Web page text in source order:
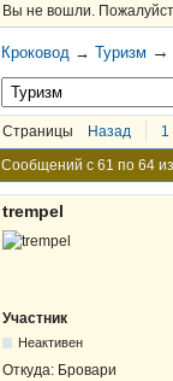
Вы не вошли.
Кроковод →Туризм →
Страницы Назад 1
Сообщений с 61 по 64
trempel
Участник
Неактивен
Откуда: Бровари